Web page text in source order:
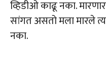
व्हिडीओ काढू नका.
सांगत असतो मला मारले
नका.